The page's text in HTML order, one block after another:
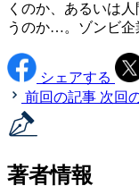
くのか、あるいは
うのか…。ゾンビ企
シェアする
前回の記事 次回
著者情報